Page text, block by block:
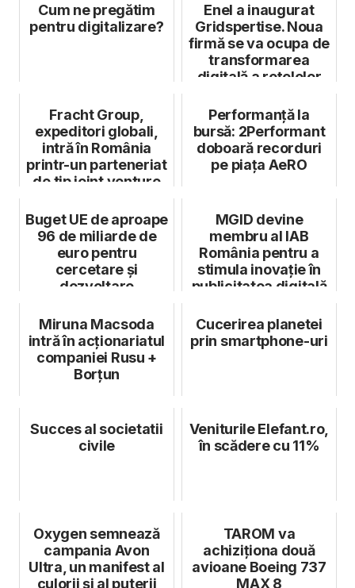
Cum ne pregătim
pentru digitalizare?
Enel a inaugurat
Gridspertise. Noua
firmă se va ocupa de
transformarea
digitală a rețelelor
Fracht Group,
expeditori globali,
intră în România
printr-un parteneriat
de tip joint venture
Performanță la
bursă: 2Performant
doboară recorduri
pe piața AeRO
Buget UE de aproape
96 de miliarde de
euro pentru
cercetare și
dezvoltare
MGID devine
membru al IAB
România pentru a
stimula inovație în
publicitatea digitală
Miruna Macsoda
intră în acționariatul
companiei Rusu +
Borțun
Cucerirea planetei
prin smartphone-uri
Succes al societatii
civile
Veniturile Elefant.ro,
în scădere cu 11%
Oxygen semnează
campania Avon
Ultra, un manifest al
culorii și al puterii
TAROM va
achiziționa două
avioane Boeing 737
MAX 8